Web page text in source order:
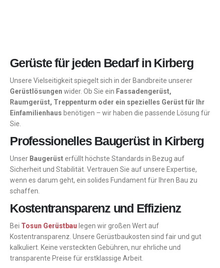
Gerüste für jeden Bedarf in Kirberg
Unsere Vielseitigkeit spiegelt sich in der Bandbreite unserer
Gerüstlösungen wider. Ob Sie ein Fassadengerüst,
Raumgerüst, Treppenturm oder ein spezielles Gerüst für Ihr
Einfamilienhaus benötigen – wir haben die passende Lösung für
Sie.
Professionelles Baugerüst in Kirberg
Unser Baugerüsterfüllt höchste Standards in Bezug auf
Sicherheit und Stabilität. Vertrauen Sie auf unsere Expertise,
wenn es darum geht, ein solides Fundament für Ihren Bau zu
schaffen.
Kostentransparenz und Effizienz
Bei Tosun Gerüstbau legen wir großen Wert auf
Kostentransparenz. Unsere Gerüstbaukosten sind fair und gut
kalkuliert. Keine versteckten Gebühren, nur ehrliche und
transparente Preise für erstklassige Arbeit.